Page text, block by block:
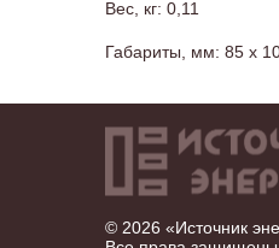
Вес, кг: 0,11
Габариты, мм: 85 x
© 2026 «Источник